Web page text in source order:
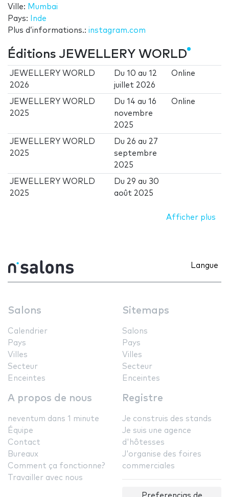
Ville: Mumbai
Pays:
Inde
Plus d’informations.: instagram.com
Éditions JEWELLERY WORLD
JEWELLERY WORLD
2026
Du10 au12
juillet 2026
Online
JEWELLERY WORLD
2025
Du14 au16
novembre
2025
Online
JEWELLERY WORLD
2025
Du 26 au 27
septembre
2025
JEWELLERY WORLD
2025
Du 29 au 30
août 2025
Afficher plus
Langue
Salons
Calendrier
Pays
Villes
Secteur
Enceintes
Sitemaps
Salons
Pays
Villes
Secteur
Enceintes
A propos de nous
neventum dans 1 minute
Équipe
Contact
Bureaux
Comment ça fonctionne?
Travailler avec nous
Registre
Je construis des stands
Je suis une agence
d'hôtesses
J'organise des foires
commerciales